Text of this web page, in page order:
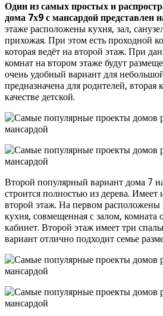
Один из самых простых и
дома 7х9 с мансардой представлен
этаже расположены кухня, зал,
прихожая. При этом есть проходной
которая ведёт на второй этаж. При
комнат на втором этаже будут
очень удобный вариант для
предназначена для родителей, вторая
качестве детской.
Второй популярный вариант дома 7
строится полностью из дерева.
второй этаж. На первом расположены
кухня, совмещенная с залом,
кабинет. Второй этаж имеет три
вариант отлично подходит семье